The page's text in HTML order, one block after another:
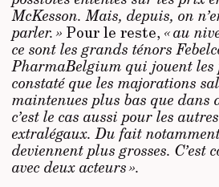
McKesson. Mais, depuis, on
parler. » Pour le reste, « au
ce sont les grands ténors
PharmaBelgium qui jouent les
constaté que les majorations
maintenues plus bas que dans
c’est le cas aussi pour les
extralégaux. Du fait
deviennent plus grosses. C’est
avec deux acteurs ».